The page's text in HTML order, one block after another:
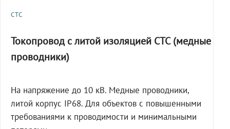
СТС
Токопровод с литой изоляцией СТС (медные
проводники)
На напряжение до 10 кВ. Медные проводники,
литой корпус IP68. Для объектов с повышенными
требованиями к проводимости и минимальными